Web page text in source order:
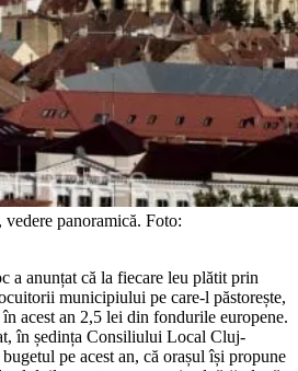
panoramică. Foto:
anunțat că la fiecare leu plătit prin
municipiului pe care-l păstorește,
acest an 2,5 lei din fondurile europene.
în ședința Consiliului Local Cluj-
pe acest an, că orașul își propune